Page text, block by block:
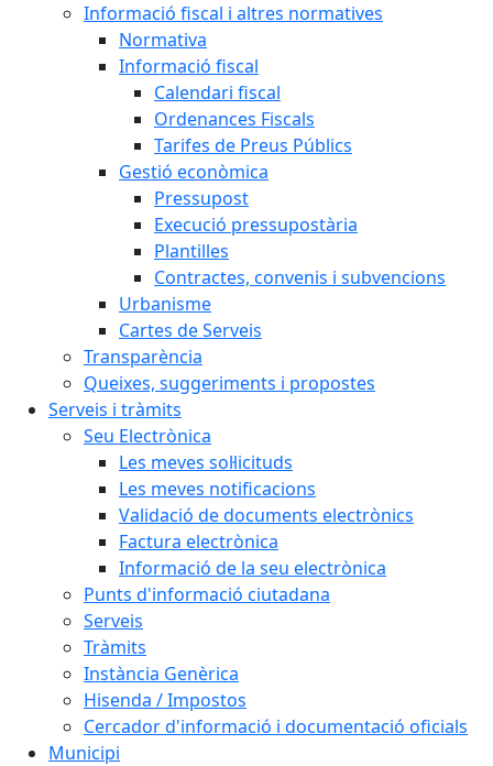
Informació fiscal i altres normatives
Normativa
Informació fiscal
Calendari fiscal
Ordenances Fiscals
Tarifes de Preus Públics
Gestió econòmica
Pressupost
Execució pressupostària
Plantilles
Contractes, convenis i subvencions
Urbanisme
Cartes de Serveis
Transparència
Queixes, suggeriments i propostes
Serveis i tràmits
Seu Electrònica
Les meves sol·licituds
Les meves notificacions
Validació de documents electrònics
Factura electrònica
Informació de la seu electrònica
Punts d'informació ciutadana
Serveis
Tràmits
Instància Genèrica
Hisenda / Impostos
Cercador d'informació i documentació oficials
Municipi